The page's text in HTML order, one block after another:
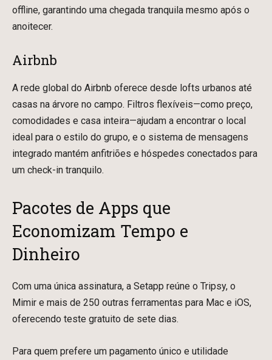
offline, garantindo uma chegada tranquila mesmo após o
anoitecer.
Airbnb
A rede global do Airbnb oferece desde lofts urbanos até
casas na árvore no campo. Filtros flexíveis—como preço,
comodidades e casa inteira—ajudam a encontrar o local
ideal para o estilo do grupo, e o sistema de mensagens
integrado mantém anfitriões e hóspedes conectados para
um check-in tranquilo.
Pacotes de Apps que
Economizam Tempo e
Dinheiro
Com uma única assinatura, a Setapp reúne o Tripsy, o
Mimir e mais de 250 outras ferramentas para Mac e iOS,
oferecendo teste gratuito de sete dias.
Para quem prefere um pagamento único e utilidade